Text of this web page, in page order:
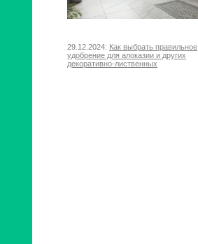
29.12.2024: Как выбрать правильное
удобрение для алоказии и других
декоративно-лиственных